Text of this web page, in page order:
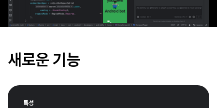
새로운 기능
특성